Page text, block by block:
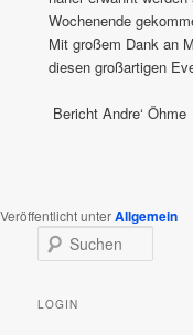
Wochenende
Mit großem Dank an
diesen großartigen
Bericht Andre‘ Öhme
Veröffentlicht unterAllgemein
u
h
LOGIN